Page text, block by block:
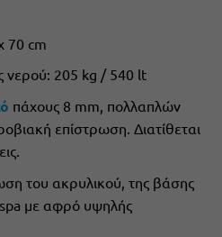
70 cm
205 kg / 540 lt
πάχους 8 mm, πολλαπλών
επίστρωση. Διατίθεται
του ακρυλικού, της βάσης
spa με αφρό υψηλής